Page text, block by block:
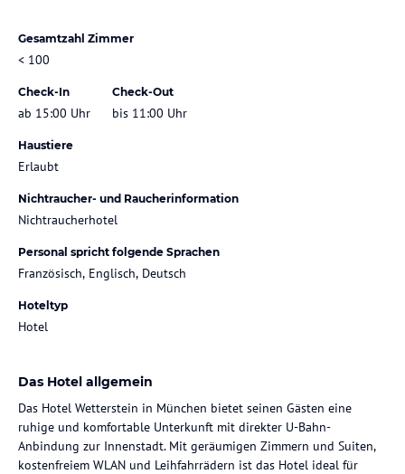
Gesamtzahl Zimmer
< 100
Check-In
ab 15:00 Uhr
Check-Out
bis 11:00 Uhr
Haustiere
Erlaubt
Nichtraucher- und Raucherinformation
Nichtraucherhotel
Personal spricht folgende Sprachen
Französisch, Englisch, Deutsch
Hoteltyp
Hotel
Das Hotel allgemein
Das Hotel Wetterstein in München bietet seinen Gästen eine
ruhige und komfortable Unterkunft mit direkter U-Bahn-
Anbindung zur Innenstadt. Mit geräumigen Zimmern und Suiten,
kostenfreiem WLAN und Leihfahrrädern ist das Hotel ideal für